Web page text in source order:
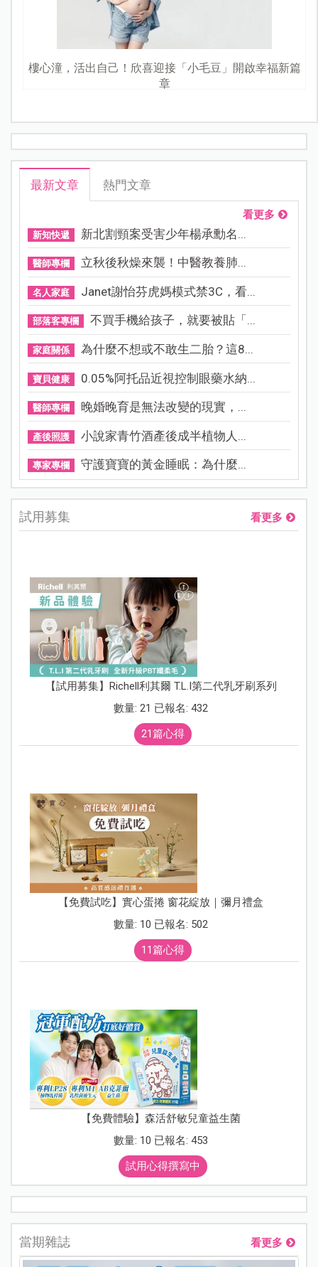
樓心潼，活出自己！欣喜迎接「小毛豆」開啟幸福新篇
章
最新文章 熱門文章
看更多
新知快遞 新北割頸案受害少年楊承勳名...
醫師專欄 立秋後秋燥來襲！中醫教養肺...
名人家庭 Janet謝怡芬虎媽模式禁3C，看...
部落客專欄 不買手機給孩子，就要被貼「...
家庭關係 為什麼不想或不敢生二胎？這8...
寶貝健康 0.05%阿托品近視控制眼藥水納...
醫師專欄 晚婚晚育是無法改變的現實，...
產後照護 小說家青竹酒產後成半植物人...
專家專欄 守護寶寶的黃金睡眠：為什麼...
試用募集 看更多
【試用募集】Richell利其爾 T.L.I第二代乳牙刷系列
數量: 21 已報名: 432
21篇心得
【免費試吃】實心蛋捲 窗花綻放｜彌月禮盒
數量: 10 已報名: 502
11篇心得
【免費體驗】森活舒敏兒童益生菌
數量: 10 已報名: 453
試用心得撰寫中
當期雜誌 看更多